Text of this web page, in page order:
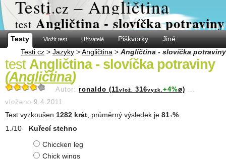
Testi.cz – Angličtina
test Angličtina - slovíčka potraviny
Testy Vložit test Uživatelé Piškvorky
Jiné
Testi.cz > Jazyky >Angličtina > Angličtina - slovíčka potraviny
test Angličtina - slovíčka potraviny
(Angličtina)
Autor: ronaldo (11vlož. 316vyzk. +4%ø) ...
vloženo 9.4.2011
Test vyzkoušen 1282 krát , průměrný výsledek je 81 .1 %
Kuřecí stehno
Chiccken leg
Chick wings